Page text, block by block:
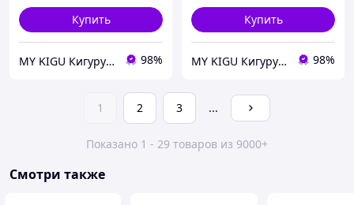
Купить
MY KIGU Кигуруми для всей семьи! 98%
Купить
MY KIGU Кигуруми для всей семьи! 98%
1 2 3 ...
Показано 1 - 29 товаров из 9000+
Смотри также